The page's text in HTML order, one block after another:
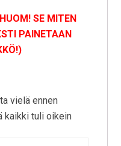
HUOM! SE MITEN
PAINETAAN
vielä ennen
kaikki tuli oikein